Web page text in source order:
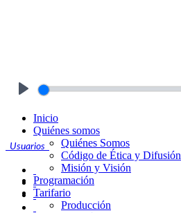
Usuarios
Inicio
Quiénes somos
Quiénes Somos
Código de Ética y Difusión
Misión y Visión
Programación
Tarifario
Producción